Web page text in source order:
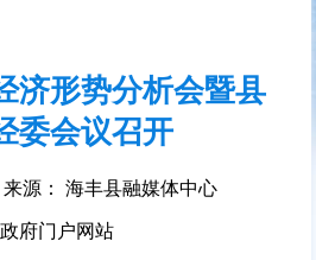
济形势分析会暨县
委会议召开
来源： 海丰县融媒体中心
府门户网站